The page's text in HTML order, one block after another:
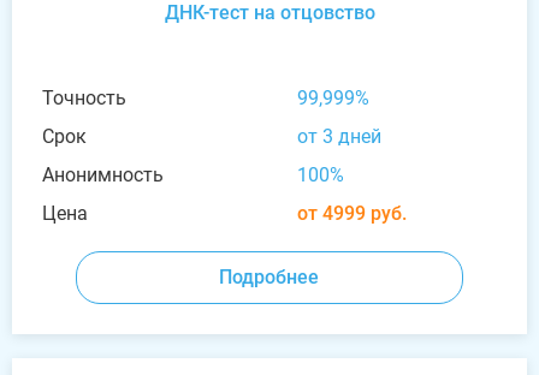
ДНК-тест на отцовство
Точность
99,999%
Срок
от 3 дней
Анонимность
100%
Цена
от 4999 руб.
Подробнее